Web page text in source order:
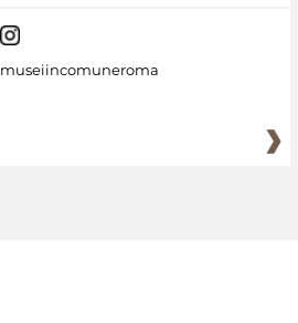
museiincomuneroma